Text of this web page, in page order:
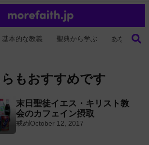
基本的な教義 聖典から学ぶ あなたの生
もおすすめです
末日聖徒イエス・キリスト教
会のカフェイン摂取
戒めOctober 12, 2017